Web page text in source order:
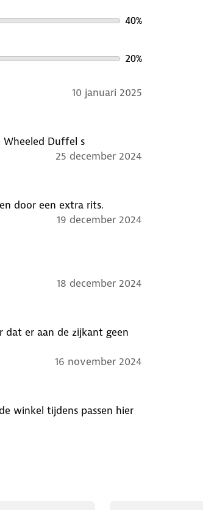
40%
20%
10 januari 2025
Wheeled Duffel s
25 december 2024
door een extra rits.
19 december 2024
18 december 2024
16 november 2024
winkel tijdens passen hier